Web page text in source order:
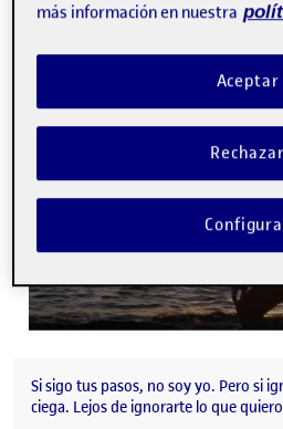
Un nuevo amanecer
Publicado por
Ainhoa Alonso Pinedo
Fecha de publicación
comentario
Si sigo tus pasos, no soy yo. Pero si
ciega. Lejos de ignorarte lo que
más información en nuestra
Rechazar
Aceptar